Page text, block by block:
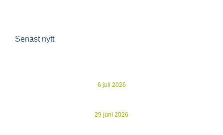
Senast nytt
6 juli 2026
29 juni 2026